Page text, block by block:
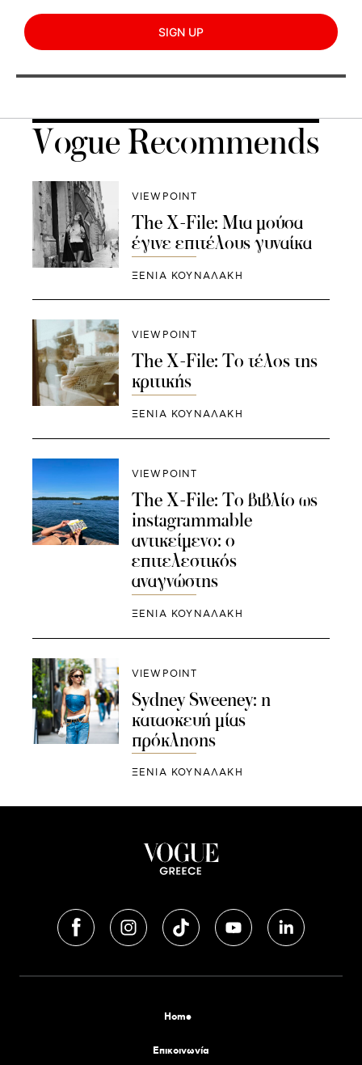
SIGN UP
Vogue Recommends
VIEWPOINT
The X-File: Μια μούσα
έγινε επιτέλους γυναίκα
ΞΕΝΙΑ ΚΟΥΝΑΛΑΚΗ
VIEWPOINT
The X-File: Το τέλος της
κριτικής
ΞΕΝΙΑ ΚΟΥΝΑΛΑΚΗ
VIEWPOINT
The X-File: Το βιβλίο ως
instagrammable
αντικείμενο: ο
επιτελεστικός
αναγνώστης
ΞΕΝΙΑ ΚΟΥΝΑΛΑΚΗ
VIEWPOINT
Sydney Sweeney: η
κατασκευή μίας
πρόκλησης
ΞΕΝΙΑ ΚΟΥΝΑΛΑΚΗ
Home
Επικοινωνία